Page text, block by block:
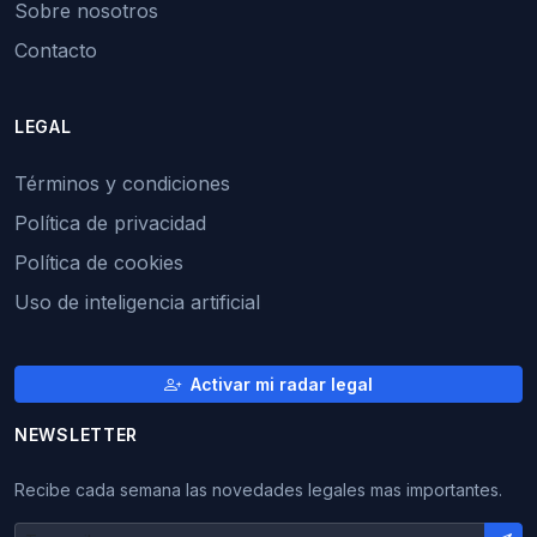
Sobre nosotros
Contacto
LEGAL
Términos y condiciones
Política de privacidad
Política de cookies
Uso de inteligencia artificial
Activar mi radar legal
NEWSLETTER
Recibe cada semana las novedades legales mas importantes.